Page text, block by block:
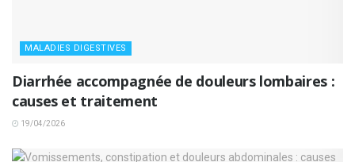
MALADIES DIGESTIVES
Diarrhée accompagnée de douleurs lombaires :
causes et traitement
19/04/2026